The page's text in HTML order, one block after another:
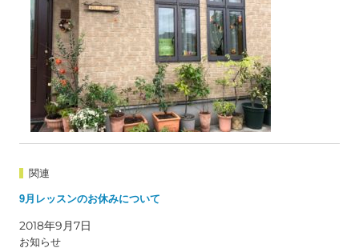
関連
9月レッスンのお休みについて
2018年9月7日
お知らせ